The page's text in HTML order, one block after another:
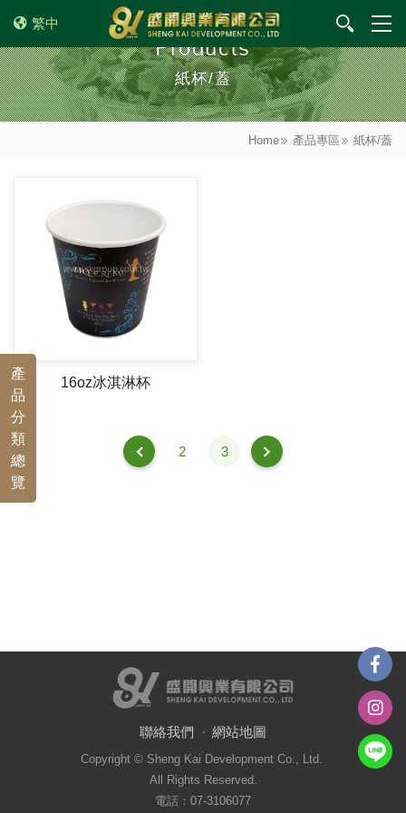
繁中
Products
紙杯/蓋
Home 產品專區 紙杯/蓋
產
品
分
類
總
覽
16oz冰淇淋杯
2 3
聯絡我們 網站地圖
Copyright © Sheng Kai Development Co., Ltd.
All Rights Reserved.
電話：07-3106077